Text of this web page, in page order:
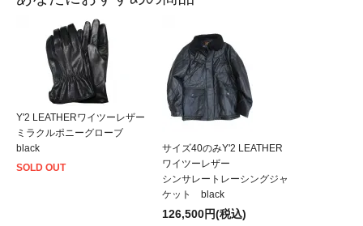
Y'2 LEATHERワイツーレザー
ミラクルポニーグローブ
black
SOLD OUT
サイズ40のみY'2 LEATHER
ワイツーレザー
シンサレートレーシングジャ
ケット black
126,500円(税込)